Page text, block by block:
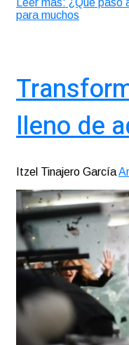
Leer más: ¿Qué
para muchos
lleno de
Itzel Tinajero García